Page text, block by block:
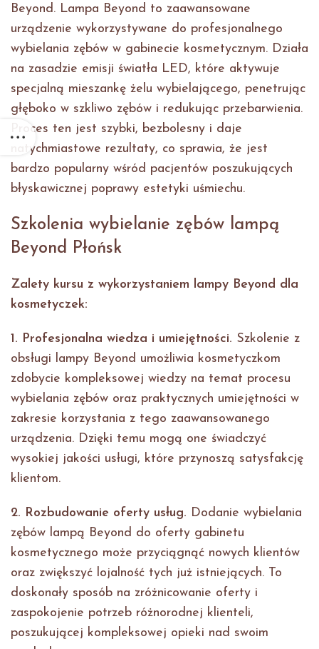
Beyond. Lampa Beyond to zaawansowane
urządzenie wykorzystywane do profesjonalnego
wybielania zębów w gabinecie kosmetycznym. Działa
na zasadzie emisji światła LED, które aktywuje
specjalną mieszankę żelu wybielającego, penetrując
głęboko w szkliwo zębów i redukując przebarwienia.
Proces ten jest szybki, bezbolesny i daje
natychmiastowe rezultaty, co sprawia, że jest
bardzo popularny wśród pacjentów poszukujących
błyskawicznej poprawy estetyki uśmiechu.
Szkolenia wybielanie zębów lampą
Beyond Płońsk
Zalety kursu z wykorzystaniem lampy Beyond dla
kosmetyczek:
1. Profesjonalna wiedza i umiejętności. Szkolenie z
obsługi lampy Beyond umożliwia kosmetyczkom
zdobycie kompleksowej wiedzy na temat procesu
wybielania zębów oraz praktycznych umiejętności w
zakresie korzystania z tego zaawansowanego
urządzenia. Dzięki temu mogą one świadczyć
wysokiej jakości usługi, które przynoszą satysfakcję
klientom.
2. Rozbudowanie oferty usług. Dodanie wybielania
zębów lampą Beyond do oferty gabinetu
kosmetycznego może przyciągnąć nowych klientów
oraz zwiększyć lojalność tych już istniejących. To
doskonały sposób na zróżnicowanie oferty i
zaspokojenie potrzeb różnorodnej klienteli,
poszukującej kompleksowej opieki nad swoim